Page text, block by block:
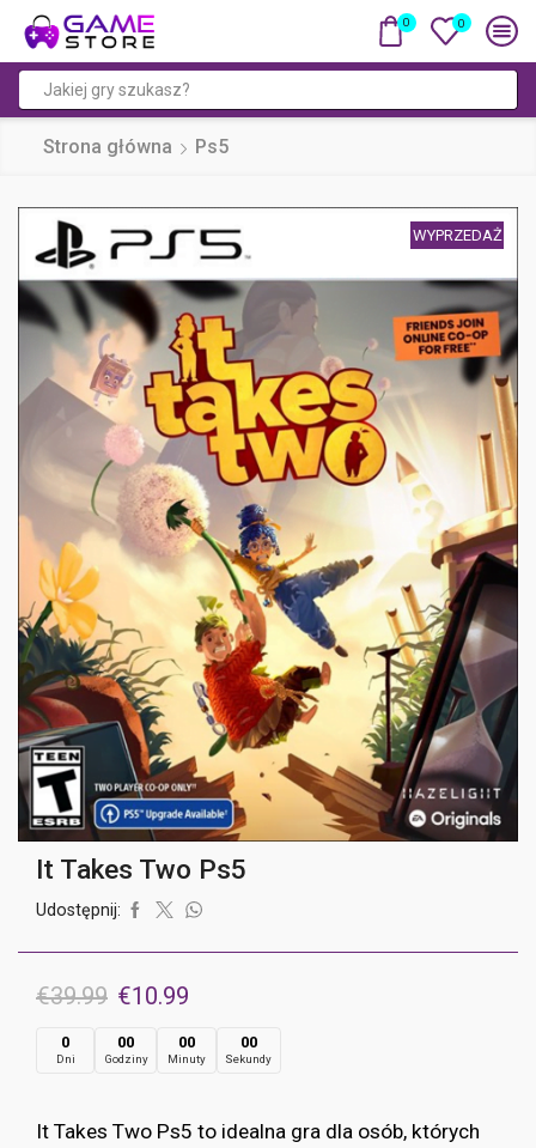
0 0
wyszukiwania
Strona główna Ps5
WYPRZEDAŻ
It Takes Two Ps5
Udostępnij:
€39.99 Pierwotna
cena
wynosiła:
€10.99
cena
wynosi:
0
Dni
00
Godziny
00
Minuty
00
Sekundy
It Takes Two Ps5 to idealna gra dla osób, których